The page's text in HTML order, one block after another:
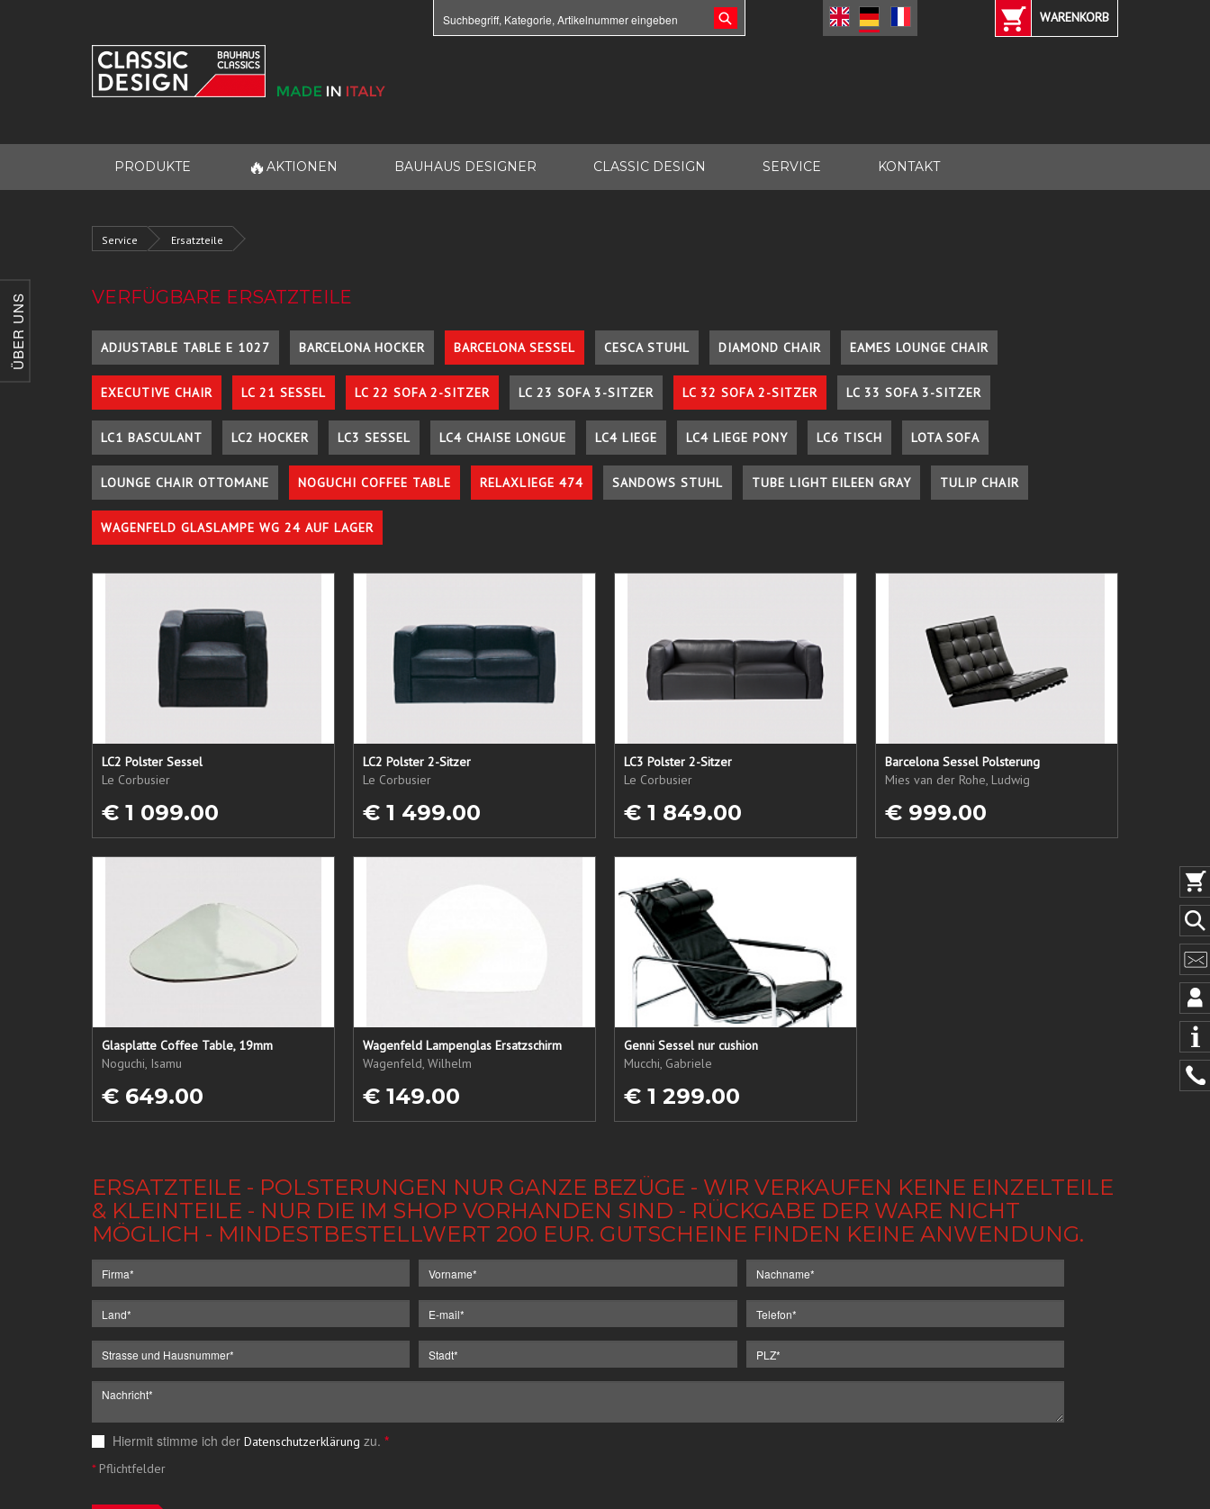
ÜBER UNS
WARENKORB
PRODUKTE 🔥 AKTIONEN BAUHAUS DESIGNER CLASSIC DESIGN SERVICE KONTAKT
Service Ersatzteile
VERFÜGBARE ERSATZTEILE
ADJUSTABLE TABLE E 1027 BARCELONA HOCKER BARCELONA SESSEL CESCA STUHL DIAMOND CHAIR EAMES LOUNGE CHAIR
EXECUTIVE CHAIR LC 21 SESSEL LC 22 SOFA 2-SITZER LC 23 SOFA 3-SITZER LC 32 SOFA 2-SITZER LC 33 SOFA 3-SITZER
LC1 BASCULANT LC2 HOCKER LC3 SESSEL LC4 CHAISE LONGUE LC4 LIEGE LC4 LIEGE PONY LC6 TISCH LOTA SOFA
LOUNGE CHAIR OTTOMANE NOGUCHI COFFEE TABLE RELAXLIEGE 474 SANDOWS STUHL TUBE LIGHT EILEEN GRAY TULIP CHAIR
WAGENFELD GLASLAMPE WG 24 AUF LAGER
LC2 Polster Sessel
Le Corbusier
€ 1 099.00
LC2 Polster 2-Sitzer
Le Corbusier
€ 1 499.00
LC3 Polster 2-Sitzer
Le Corbusier
€ 1 849.00
Barcelona Sessel Polsterung
Mies van der Rohe, Ludwig
€ 999.00
Glasplatte Coffee Table, 19mm
Noguchi, Isamu
€ 649.00
Wagenfeld Lampenglas Ersatzschirm
Wagenfeld, Wilhelm
€ 149.00
Genni Sessel nur cushion
Mucchi, Gabriele
€ 1 299.00
ERSATZTEILE - POLSTERUNGEN NUR GANZE BEZÜGE - WIR VERKAUFEN KEINE EINZELTEILE
& KLEINTEILE - NUR DIE IM SHOP VORHANDEN SIND - RÜCKGABE DER WARE NICHT
MÖGLICH - MINDESTBESTELLWERT 200 EUR. GUTSCHEINE FINDEN KEINE ANWENDUNG.
Hiermit stimme ich der Datenschutzerklärung zu. *
*Pflichtfelder